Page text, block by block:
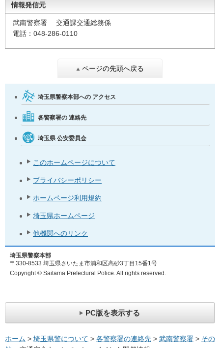
情報発信元
武南警察署 交通課交通総務係
電話：048-286-0110
ページの先頭へ戻る
埼玉県警察本部への アクセス
各警察署の 連絡先
埼玉県 公安委員会
このホームページについて
プライバシーポリシー
ホームページ利用規約
埼玉県ホームページ
他機関へのリンク
埼玉県警察本部
〒330-8533 埼玉県さいたま市浦和区高砂3丁目15番1号
Copyright © Saitama Prefectural Police. All rights reserved.
PC版を表示する
ホーム > 埼玉県警について > 各警察署の連絡先 > 武南警察署 > その